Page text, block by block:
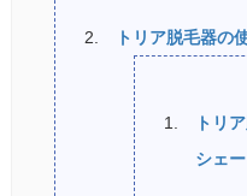
トリア脱毛器の
トリ
シェ